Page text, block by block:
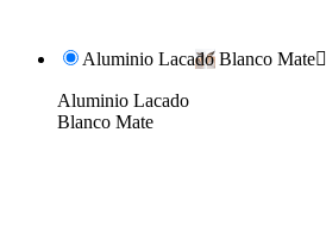
Aluminio Lacado Blanco Mate
Aluminio Lacado
Blanco Mate